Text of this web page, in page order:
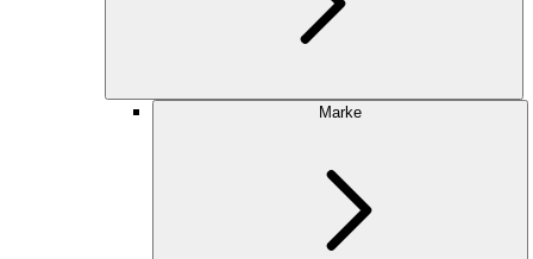
Marke